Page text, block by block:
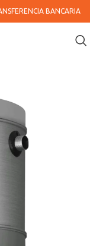
BANCARIA